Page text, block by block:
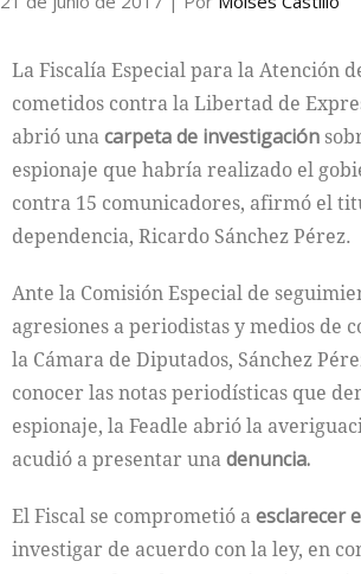
La Fiscalía Especial para la Atención
cometidos contra la Libertad de
abrió unacarpeta de investigación
espionaje que habría realizado el
contra 15 comunicadores, afirmó el
dependencia, Ricardo Sánchez Pérez.
Ante la Comisión Especial de
agresiones a periodistas y medios de
la Cámara de Diputados, Sánchez
conocer las notas periodísticas que
espionaje, la Feadle abrió la
acudió a presentar unadenuncia.
El Fiscal se comprometió aesclarecer
investigar de acuerdo con la ley, en